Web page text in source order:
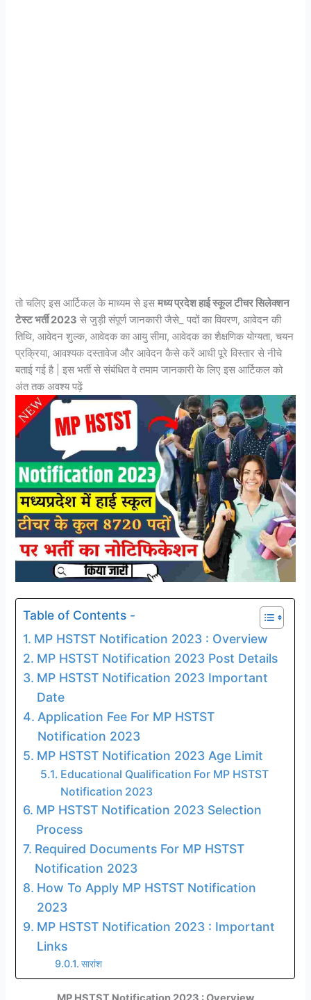
तो चलिए इस आर्टिकल के माध्यम से इसमध्य प्रदेश हाई स्कूल टीचर सिलेक्शन
टेस्ट भर्ती 2023 से जुड़ी संपूर्ण जानकारी जैसे_ पदों का विवरण, आवेदन की
तिथि, आवेदन शुल्क, आवेदक का आयु सीमा, आवेदक का शैक्षणिक योग्यता, चयन
प्रक्रिया, आवश्यक दस्तावेज और आवेदन कैसे करें आधी पूरे विस्तार से नीचे
बताई गई है | इस भर्ती से संबंधित वे तमाम जानकारी के लिए इस आर्टिकल को
अंत तक अवश्य पढ़ें
Table of Contents -
MP HSTST Notification 2023 : Overview
MP HSTST Notification 2023 Post Details
MP HSTST Notification 2023 Important
Date
Application Fee For MP HSTST
Notification 2023
MP HSTST Notification 2023 Age Limit
Educational Qualification For MP HSTST
Notification 2023
MP HSTST Notification 2023 Selection
Process
Required Documents For MP HSTST
Notification 2023
How To Apply MP HSTST Notification
2023
MP HSTST Notification 2023 : Important
Links
सारांश